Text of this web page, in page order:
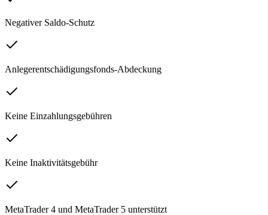
Negativer Saldo-Schutz
Anlegerentschädigungsfonds-Abdeckung
Keine Einzahlungsgebühren
Keine Inaktivitätsgebühr
MetaTrader 4 und MetaTrader 5 unterstützt